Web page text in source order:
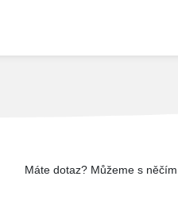
Máte dotaz? Můžeme s